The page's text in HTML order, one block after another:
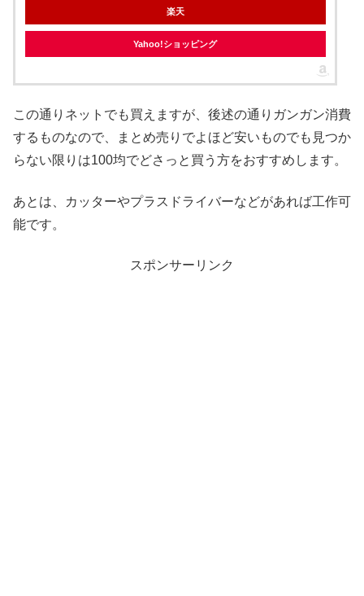
楽天
Yahoo!ショッピング
この通りネットでも買えますが、後述の通りガンガン消費
するものなので、まとめ売りでよほど安いものでも見つか
らない限りは100均でどさっと買う方をおすすめします。
あとは、カッターやプラスドライバーなどがあれば工作可
能です。
スポンサーリンク